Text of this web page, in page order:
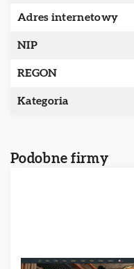
Adres internetowy
NIP
REGON
Kategoria
Podobne firmy